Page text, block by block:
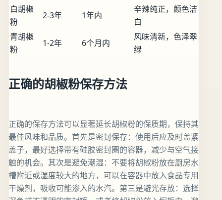
白胡椒
粉
2-3年 1年内
辛辣纯正，颜色洁
白
青胡椒
粉
1-2年 6个月内
风味清新，色泽翠
绿
正确的胡椒粉保存方法
正确的保存方法可以显著延长胡椒粉的保质期，保持其
最佳风味和品质。首先是密封保存：使用后应及时盖紧
盖子，最好选择带有硅胶密封圈的容器，减少与空气接
触的机会。其次是避免潮湿：不要将胡椒粉放在厨房水
槽附近或湿度较大的地方，可以在容器中放入食品专用
干燥剂，吸收可能渗入的水汽。第三是避光存放：选择